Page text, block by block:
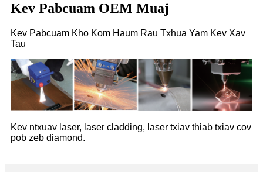
Kev Pabcuam OEM Muaj
Kev Pabcuam Kho Kom Haum Rau Txhua Yam Kev Xav
Tau
Kev ntxuav laser, laser cladding, laser txiav thiab txiav cov
pob zeb diamond.